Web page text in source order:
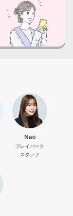
Nao
プレイパーク
スタッフ